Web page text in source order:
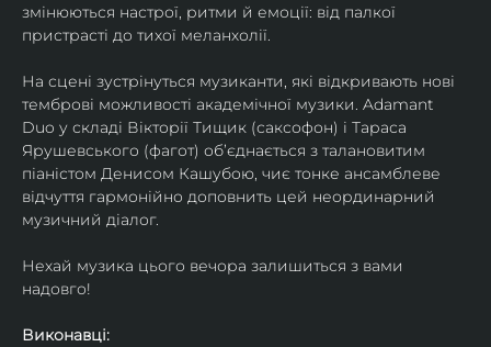
змінюються настрої, ритми й емоції: від палкої
пристрасті до тихої меланхолії.
На сцені зустрінуться музиканти, які відкривають нові
темброві можливості академічної музики. Adamant
Duo у складі Вікторії Тищик (саксофон) і Тараса
Ярушевського (фагот) об’єднається з талановитим
піаністом Денисом Кашубою, чиє тонке ансамблеве
відчуття гармонійно доповнить цей неординарний
музичний діалог.
Нехай музика цього вечора залишиться з вами
надовго!
Виконавці: